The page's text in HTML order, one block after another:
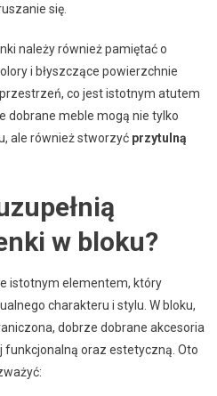
się.
należy również pamiętać o
i błyszczące powierzchnie
co jest istotnym atutem
dobrane meble mogą nie tylko
ale również stworzyć przytulną
w bloku?
istotnym elementem, który
charakteru i stylu. W bloku,
dobrze dobrane akcesoria
funkcjonalną oraz estetyczną. Oto